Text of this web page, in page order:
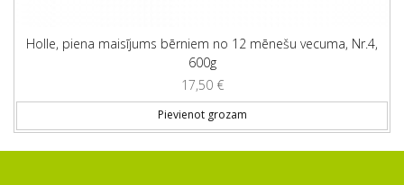
Holle, piena maisījums bērniem no 12 mēnešu vecuma, Nr.4,
600g
17,50 €
Pievienot grozam